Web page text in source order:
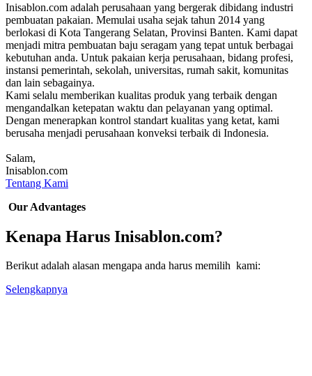
Inisablon.com adalah perusahaan yang bergerak dibidang industri
pembuatan pakaian. Memulai usaha sejak tahun 2014 yang
berlokasi di Kota Tangerang Selatan, Provinsi Banten. Kami dapat
menjadi mitra pembuatan baju seragam yang tepat untuk berbagai
kebutuhan anda. Untuk pakaian kerja perusahaan, bidang profesi,
instansi pemerintah, sekolah, universitas, rumah sakit, komunitas
dan lain sebagainya.
Kami selalu memberikan kualitas produk yang terbaik dengan
mengandalkan ketepatan waktu dan pelayanan yang optimal.
Dengan menerapkan kontrol standart kualitas yang ketat, kami
berusaha menjadi perusahaan konveksi terbaik di Indonesia.
Salam,
Inisablon.com
Tentang Kami
Our Advantages
Kenapa Harus Inisablon.com?
Berikut adalah alasan mengapa anda harus memilih kami:
Selengkapnya